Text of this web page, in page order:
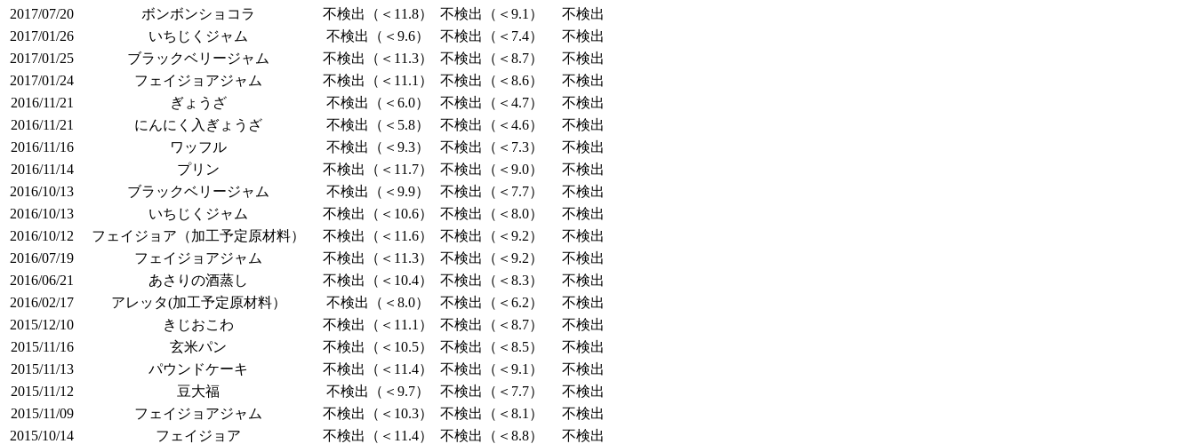
2017/07/20
ボンボンショコラ 不検出（＜11.8） 不検出（＜9.1）
不検出
2017/01/26
いちじくジャム 不検出（＜9.6） 不検出（＜7.4）
不検出
2017/01/25
ブラックベリージャム 不検出（＜11.3） 不検出（＜8.7）
不検出
2017/01/24
フェイジョアジャム 不検出（＜11.1） 不検出（＜8.6）
不検出
2016/11/21
ぎょうざ 不検出（＜6.0） 不検出（＜4.7）
不検出
2016/11/21
にんにく入ぎょうざ 不検出（＜5.8） 不検出（＜4.6）
不検出
2016/11/16
ワッフル 不検出（＜9.3） 不検出（＜7.3）
不検出
2016/11/14
プリン 不検出（＜11.7） 不検出（＜9.0）
不検出
2016/10/13
ブラックベリージャム 不検出（＜9.9） 不検出（＜7.7）
不検出
2016/10/13
いちじくジャム 不検出（＜10.6） 不検出（＜8.0）
不検出
2016/10/12
フェイジョア（加工予定原材料） 不検出（＜11.6） 不検出（＜9.2）
不検出
2016/07/19
フェイジョアジャム 不検出（＜11.3） 不検出（＜9.2）
不検出
2016/06/21
あさりの酒蒸し 不検出（＜10.4） 不検出（＜8.3）
不検出
2016/02/17
アレッタ(加工予定原材料） 不検出（＜8.0） 不検出（＜6.2）
不検出
2015/12/10
きじおこわ 不検出（＜11.1） 不検出（＜8.7）
不検出
2015/11/16
玄米パン 不検出（＜10.5） 不検出（＜8.5）
不検出
2015/11/13
パウンドケーキ 不検出（＜11.4） 不検出（＜9.1）
不検出
2015/11/12
豆大福 不検出（＜9.7） 不検出（＜7.7）
不検出
2015/11/09
フェイジョアジャム 不検出（＜10.3） 不検出（＜8.1）
不検出
2015/10/14
フェイジョア 不検出（＜11.4） 不検出（＜8.8）
不検出